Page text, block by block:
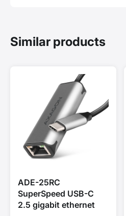
Similar products
ADE-25RC
SuperSpeed USB-C
2.5 gigabit ethernet